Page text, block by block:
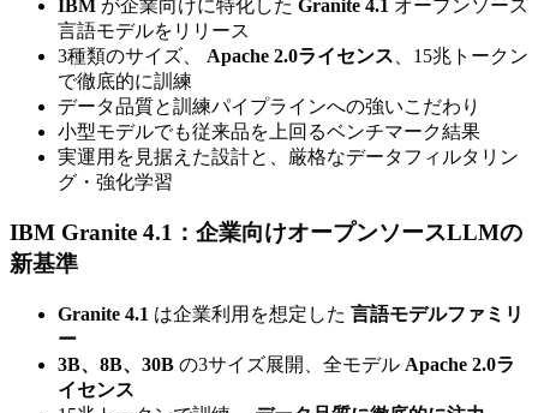
IBM が企業向けに特化した Granite 4.1 オープンソース
言語モデルをリリース
3種類のサイズ、 Apache 2.0ライセンス 、15兆トークン
で徹底的に訓練
データ品質と訓練パイプラインへの強いこだわり
小型モデルでも従来品を上回るベンチマーク結果
実運用を見据えた設計と、厳格なデータフィルタリン
グ・強化学習
IBM Granite 4.1：企業向けオープンソースLLMの
新基準
Granite 4.1 は企業利用を想定した 言語モデルファミリ
ー
3B、8B、30B の3サイズ展開、全モデル Apache 2.0ラ
イセンス